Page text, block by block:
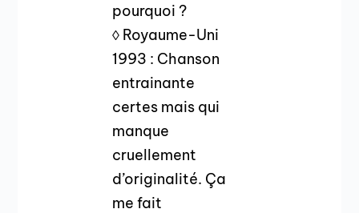
pourquoi ?
◊ Royaume-Uni
1993 : Chanson
entrainante
certes mais qui
manque
cruellement
d’originalité. Ça
me fait